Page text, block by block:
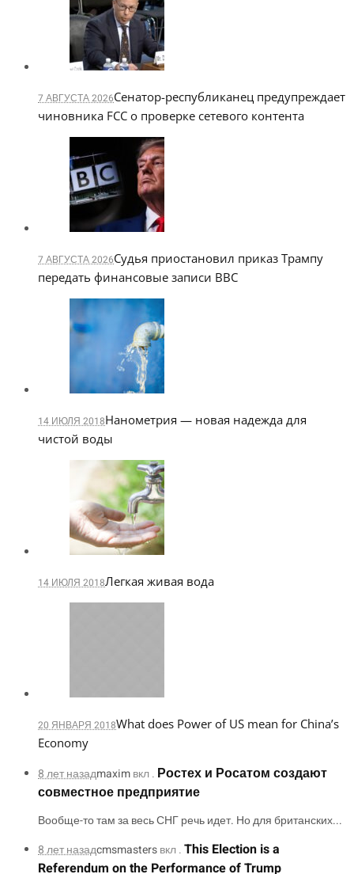
7 АВГУСТА 2026Сенатор-республиканец предупреждает
чиновника FCC о проверке сетевого контента
7 АВГУСТА 2026Судья приостановил приказ Трампу
передать финансовые записи BBC
14 ИЮЛЯ 2018Нанометрия — новая надежда для
чистой воды
14 ИЮЛЯ 2018Легкая живая вода
20 ЯНВАРЯ 2018What does Power of US mean for China’s
Economy
8 лет назадmaximвкл . Ростех и Росатом создают
совместное предприятие
Вообще-то там за весь СНГ речь идет. Но для британских...
8 лет назадcmsmastersвкл .This Election is a
Referendum on the Performance of Trump